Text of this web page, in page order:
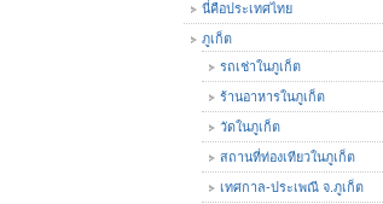
นี่คือประเทศไทย
ภูเก็ต
รถเช่าในภูเก็ต
ร้านอาหารในภูเก็ต
วัดในภูเก็ต
สถานที่ท่องเทียวในภูเก็ต
เทศกาล-ประเพณี จ.ภูเก็ต